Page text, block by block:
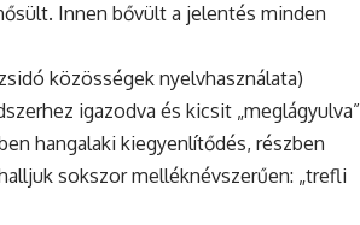
Innen bővült a jelentés minden
közösségek nyelvhasználata)
igazodva és kicsit „meglágyulva”
hangalaki kiegyenlítődés, részben
sokszor melléknévszerűen: „trefli